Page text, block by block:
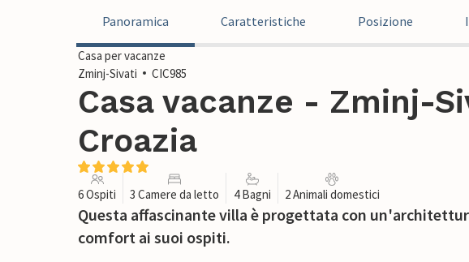
Panoramica Caratteristiche Posizione
Casa per vacanze
Zminj-Sivati
CIC985
Casa vacanze - Zminj-
Croazia
6 Ospiti 3 Camere da letto 4 Bagni 2 Animali domestici
Questa affascinante villa è progettata con
comfort ai suoi ospiti.